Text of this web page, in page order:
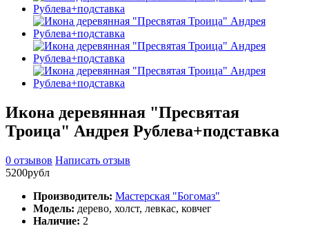
Икона деревянная "Пресвятая
Троица" Андрея Рублева+подставка
0 отзывов Написать отзыв
5200рубл
Производитель: Мастерская "Богомаз"
Модель: дерево, холст, левкас, ковчег
Наличие: 2